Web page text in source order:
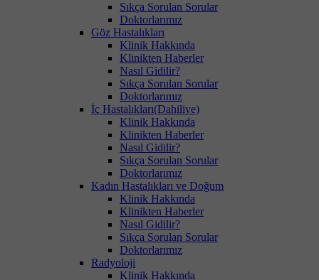
Sıkça Sorulan Sorular
Doktorlarımız
Göz Hastalıkları
Klinik Hakkında
Klinikten Haberler
Nasıl Gidilir?
Sıkça Sorulan Sorular
Doktorlarımız
İç Hastalıkları(Dahiliye)
Klinik Hakkında
Klinikten Haberler
Nasıl Gidilir?
Sıkça Sorulan Sorular
Doktorlarımız
Kadın Hastalıkları ve Doğum
Klinik Hakkında
Klinikten Haberler
Nasıl Gidilir?
Sıkça Sorulan Sorular
Doktorlarımız
Radyoloji
Klinik Hakkında